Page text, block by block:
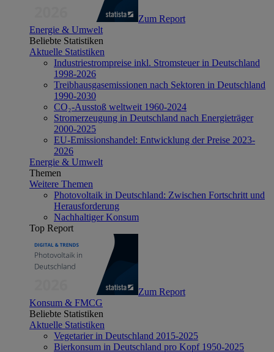
Zum Report
Energie & Umwelt
Beliebte Statistiken
Aktuelle Statistiken
Industriestrompreise inkl. Stromsteuer in Deutschland
1998-2026
Treibhausgasemissionen nach Sektoren in Deutschland
1990-2030
CO₂-Ausstoß weltweit 1960-2024
Stromerzeugung in Deutschland nach Energieträger
2000-2025
EU-Emissionshandel: Entwicklung der Preise 2023-
2026
Energie & Umwelt
Themen
Weitere Themen
Photovoltaik in Deutschland: Zwischen Fortschritt und
Herausforderung
Nachhaltiger Konsum
Top Report
Zum Report
Konsum & FMCG
Beliebte Statistiken
Aktuelle Statistiken
Vegetarier in Deutschland 2015-2025
Bierkonsum in Deutschland pro Kopf 1950-2025